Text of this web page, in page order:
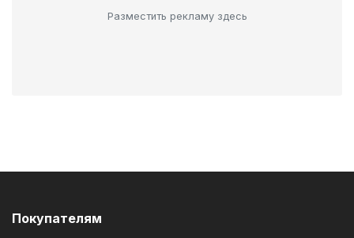
Разместить рекламу здесь
Покупателям